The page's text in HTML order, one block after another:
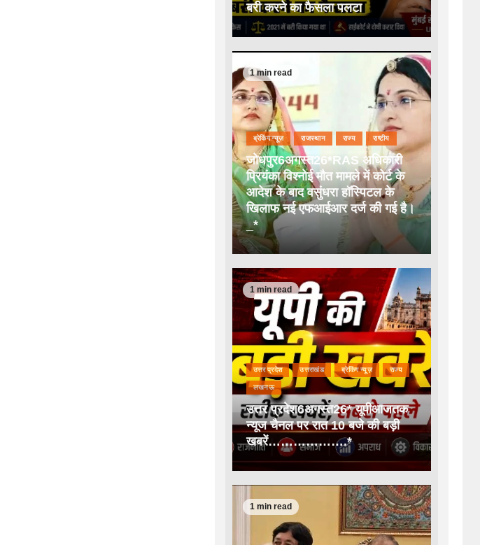
बरी करने का फैसला पलटा
1 min read
ब्रेकिंग न्यूज़ राजस्थान राज्य राष्टीय
जोधपुर6अगस्त26*RAS अधिकारी
प्रियंका विश्नोई मौत मामले में कोर्ट के
आदेश के बाद वसुंधरा हॉस्पिटल के
खिलाफ नई एफआईआर दर्ज की गई है।
_*
1 min read
उत्तर प्रदेश उत्तराखंड ब्रेकिंग न्यूज़ राज्य
लखनऊ
उत्तर प्रदेश6अगस्त26* यूपीआजतक
न्यूज चैनल पर रात 10 बजे की बड़ी
खबरें……………….*
1 min read